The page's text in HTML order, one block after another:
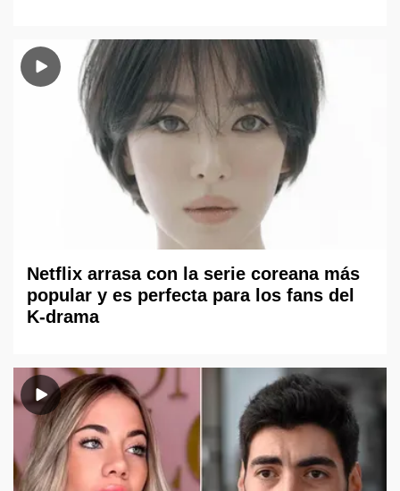
Netflix arrasa con la serie coreana más
popular y es perfecta para los fans del
K-drama